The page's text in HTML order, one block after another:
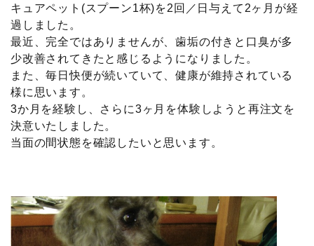
キュアペット(スプーン1杯)を2回／日与えて2ヶ月が経
過しました。
最近、完全ではありませんが、歯垢の付きと口臭が多
少改善されてきたと感じるようになりました。
また、毎日快便が続いていて、健康が維持されている
様に思います。
3か月を経験し、さらに3ヶ月を体験しようと再注文を
決意いたしました。
当面の間状態を確認したいと思います。